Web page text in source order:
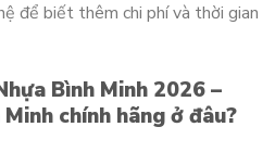
để biết thêm chi phí và thời gian
Bình Minh 2026 –
chính hãng ở đâu?